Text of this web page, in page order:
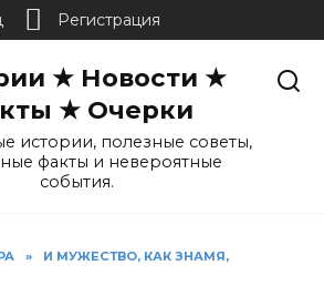
★ Новости ★
★ Очерки
истории, полезные советы,
факты и невероятные
события.
»
И МУЖЕСТВО, КАК ЗНАМЯ,
Регистрация